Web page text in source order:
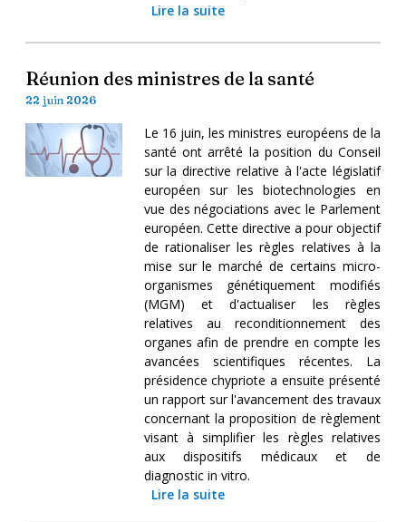
Lire la suite
Réunion des ministres de la santé
22 juin 2026
Le 16 juin, les ministres européens de la
santé ont arrêté la position du Conseil
sur la directive relative à l'acte législatif
européen sur les biotechnologies en
vue des négociations avec le Parlement
européen. Cette directive a pour objectif
de rationaliser les règles relatives à la
mise sur le marché de certains micro-
organismes génétiquement modifiés
(MGM) et d'actualiser les règles
relatives au reconditionnement des
organes afin de prendre en compte les
avancées scientifiques récentes. La
présidence chypriote a ensuite présenté
un rapport sur l'avancement des travaux
concernant la proposition de règlement
visant à simplifier les règles relatives
aux dispositifs médicaux et de
diagnostic in vitro.
Lire la suite